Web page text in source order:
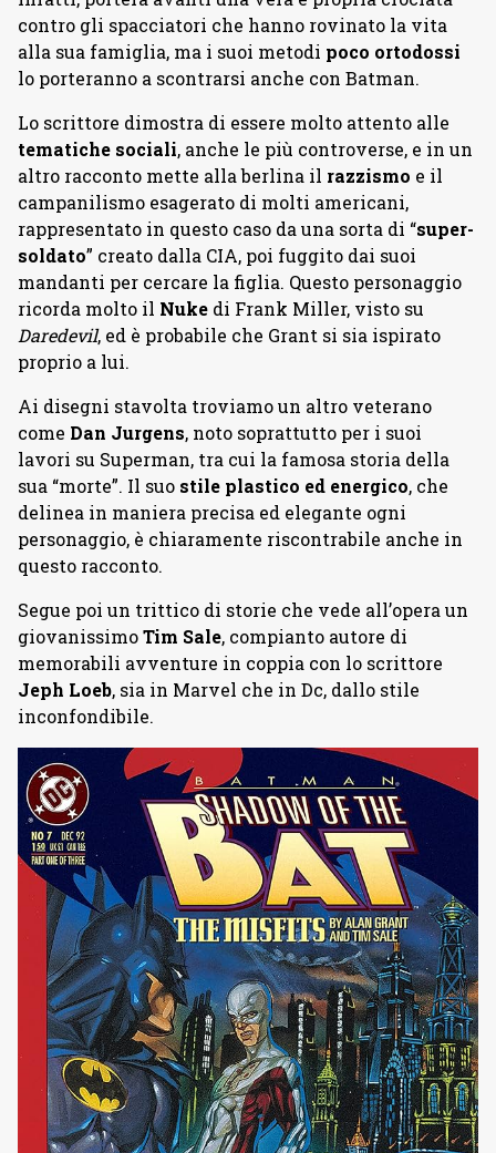
contro gli spacciatori che hanno rovinato la vita
alla sua famiglia, ma i suoi metodi poco ortodossi
lo porteranno a scontrarsi anche con Batman.
Lo scrittore dimostra di essere molto attento alle
tematiche sociali, anche le più controverse, e in un
altro racconto mette alla berlina il razzismo e il
campanilismo esagerato di molti americani,
rappresentato in questo caso da una sorta di “super-
soldato” creato dalla CIA, poi fuggito dai suoi
mandanti per cercare la figlia. Questo personaggio
ricorda molto il Nuke di Frank Miller, visto su
Daredevil, ed è probabile che Grant si sia ispirato
proprio a lui.
Ai disegni stavolta troviamo un altro veterano
come Dan Jurgens, noto soprattutto per i suoi
lavori su Superman, tra cui la famosa storia della
sua “morte”. Il suo stile plastico ed energico, che
delinea in maniera precisa ed elegante ogni
personaggio, è chiaramente riscontrabile anche in
questo racconto.
Segue poi un trittico di storie che vede all’opera un
giovanissimoTim Sale, compianto autore di
memorabili avventure in coppia con lo scrittore
Jeph Loeb, sia in Marvel che in Dc, dallo stile
inconfondibile.